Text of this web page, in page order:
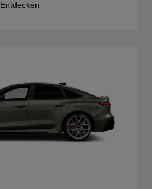
Entdecken